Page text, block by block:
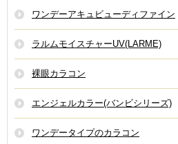
ワンデーアキュビューディファイン
ラルムモイスチャーUV(LARME)
裸眼カラコン
エンジェルカラー(バンビシリーズ)
ワンデータイプのカラコン